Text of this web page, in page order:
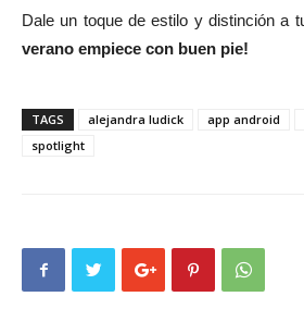
Dale un toque de estilo y distinción a
verano empiece con buen pie!
TAGS alejandra ludick app android
spotlight